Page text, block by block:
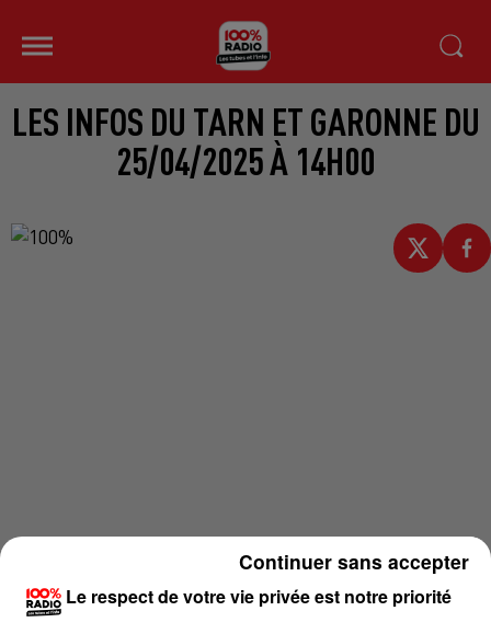
LES INFOS DU TARN ET GARONNE DU
25/04/2025 À 14H00
Le respect de votre vie privée est notre priorité
Continuer sans accepter